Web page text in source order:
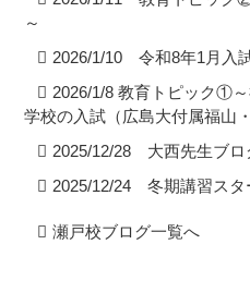
～
2026/1/10 令和8年1月入
2026/1/8 教育トピック①
学校の入試（広島大付属福山
2025/12/28 大西先生ブ
2025/12/24 冬期講習スタ
瀬戸校ブログ一覧へ